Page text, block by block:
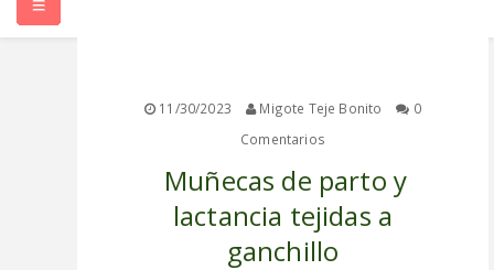
CURSOS
TIENDA
ACERCA DE MI
11/30/2023 Migote Teje Bonito
0
Comentarios
Muñecas de parto y
lactancia tejidas a
ganchillo